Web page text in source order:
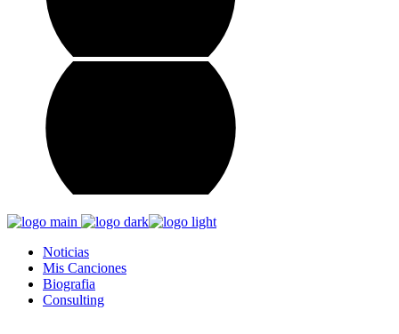
Noticias
Mis Canciones
Biografia
Consulting